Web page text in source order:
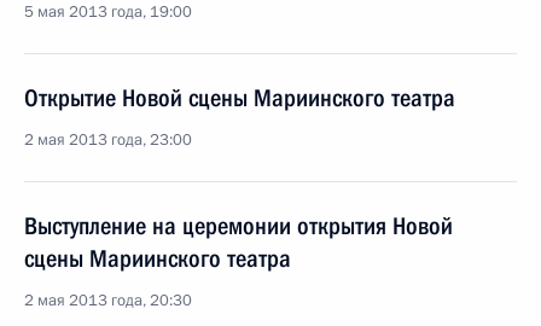
5 мая 2013 года, 19:00
Открытие Новой сцены Мариинского театра
2 мая 2013 года, 23:00
Выступление на церемонии открытия Новой
сцены Мариинского театра
2 мая 2013 года, 20:30